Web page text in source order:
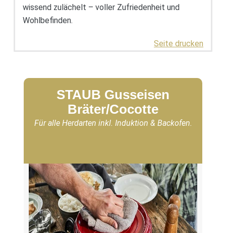
wissend zulächelt – voller Zufriedenheit und
Wohlbefinden.
Seite drucken
STAUB Gusseisen
Bräter/Cocotte
Für alle Herdarten inkl. Induktion & Backofen.